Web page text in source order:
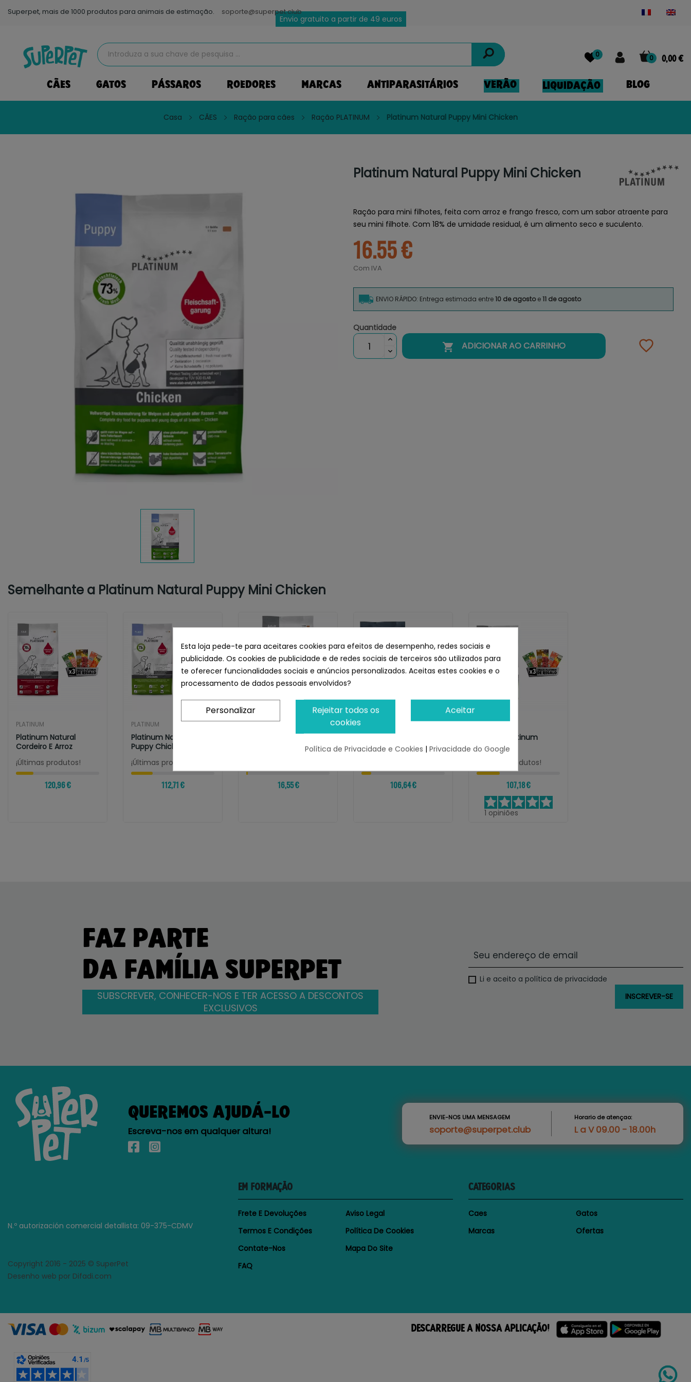
Superpet, mais de 1000 produtos para animais de estimação. soporte@superpet.club
Envio gratuito a partir de 49 euros
0 0,00 €
0
CÃES GATOS PÁSSAROS ROEDORES MARCAS ANTIPARASITÁRIOS VERÃO LIQUIDAÇÃO BLOG
Casa CÃES Ração para cães Ração PLATINUM Platinum Natural Puppy Mini Chicken
Platinum Natural Puppy Mini Chicken
Ração para mini filhotes, feita com arroz e frango fresco, com um sabor atraente para
seu mini filhote. Com 18% de umidade residual, é um alimento seco e suculento.
16.55 €
Com IVA
ENVIO RÁPIDO: Entrega estimada entre10 de agostoe11 de agosto
Quantidade
 ADICIONAR AO CARRINHO
Semelhante a Platinum Natural Puppy Mini Chicken
PLATINUM
Platinum Natural
Cordeiro E Arroz
¡Últimas produtos!
120,96 €
PLATINUM
Platinum Natural
Puppy Chicken
¡Últimas produtos!
112,71 €
PLATINUM
Mini Lamb And Rice
16,55 €
Pollo Para Perros Senior
106,64 €
PLATINUM
Galinha Platinum
Natural
¡Últimas produtos!
107,18 €
1 opiniões
FAZ PARTE
DA FAMÍLIA SUPERPET
SUBSCREVER, CONHECER-NOS E TER ACESSO A DESCONTOS
EXCLUSIVOS
Li e aceito a política de privacidade
QUEREMOS AJUDÁ-LO
Escreva-nos em qualquer altura!
ENVIE-NOS UMA MENSAGEM
soporte@superpet.club
Horario de atençao:
L a V 09.00 - 18.00h
N.º autorización comercial detallista: 09-375-CDMV
Copyright 2016 - 2025 © SuperPet
Desenho web por Difadi.com
EM FORMAÇÃO
Frete E Devoluções
Aviso Legal
Termos E Condições
Política De Cookies
Contate-Nos
Mapa Do Site
FAQ
CATEGORIAS
Caes
Gatos
Marcas
Ofertas
DESCARREGUE A NOSSA APLICAÇÃO!
Esta loja pede-te para aceitares cookies para efeitos de desempenho, redes sociais e
publicidade. Os cookies de publicidade e de redes sociais de terceiros são utilizados para
te oferecer funcionalidades sociais e anúncios personalizados. Aceitas estes cookies e o
processamento de dados pessoais envolvidos?
Aceitar
Rejeitar todos os
cookies
Personalizar
Política de Privacidade e Cookies | Privacidade do Google